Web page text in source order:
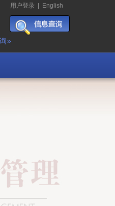
用户登录 English
»